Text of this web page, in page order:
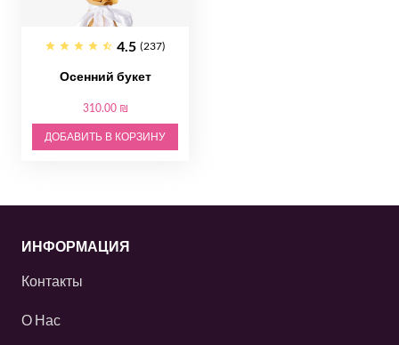
4.5 (237)
Осенний букет
310.00 ₪
ДОБАВИТЬ В КОРЗИНУ
ИНФОРМАЦИЯ
Контакты
О Нас